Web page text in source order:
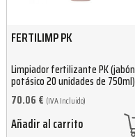
FERTILIMP PK
Limpiador fertilizante PK (jabón
potásico 20 unidades de 750ml)
70.06 € (IVA Incluido)
Añadir al carrito